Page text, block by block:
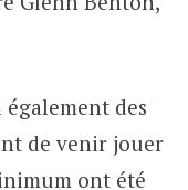
des
de venir jouer
ont été